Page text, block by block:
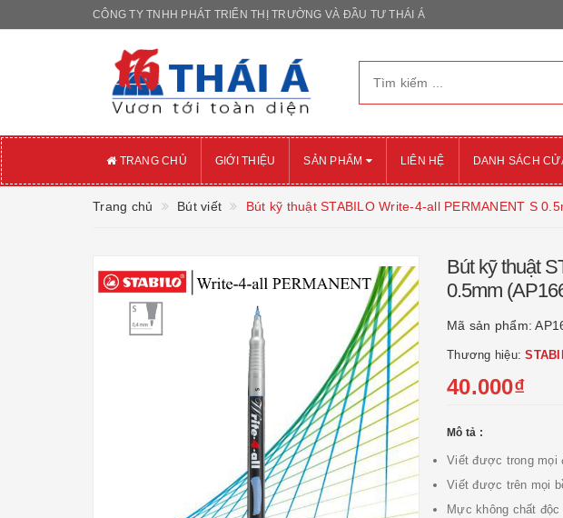
CÔNG TY TNHH PHÁT TRIỂN THỊ TRƯỜNG VÀ ĐẦU TƯ THÁI Á
TRANG CHỦ GIỚI THIỆU SẢN PHẨM LIÊN HỆ DANH SÁCH
Trang chủ Bút viết Bút kỹ thuật STABILO Write-4-all PERMANENT S
Bút kỹ thuật
0.5mm
Mã sản phẩm:
Thương hiệu:
40.000₫
Mô tả :
Viết được trong mọi
Viết được trên mọi
Mực không chất